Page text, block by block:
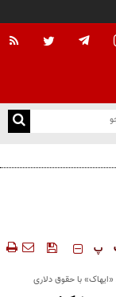
است
پ
با حقوق دلاری